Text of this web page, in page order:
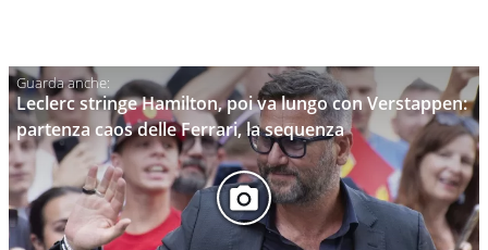
Leclerc stringe Hamilton, poi va lungo con Verstappen:
partenza caos delle Ferrari, la sequenza